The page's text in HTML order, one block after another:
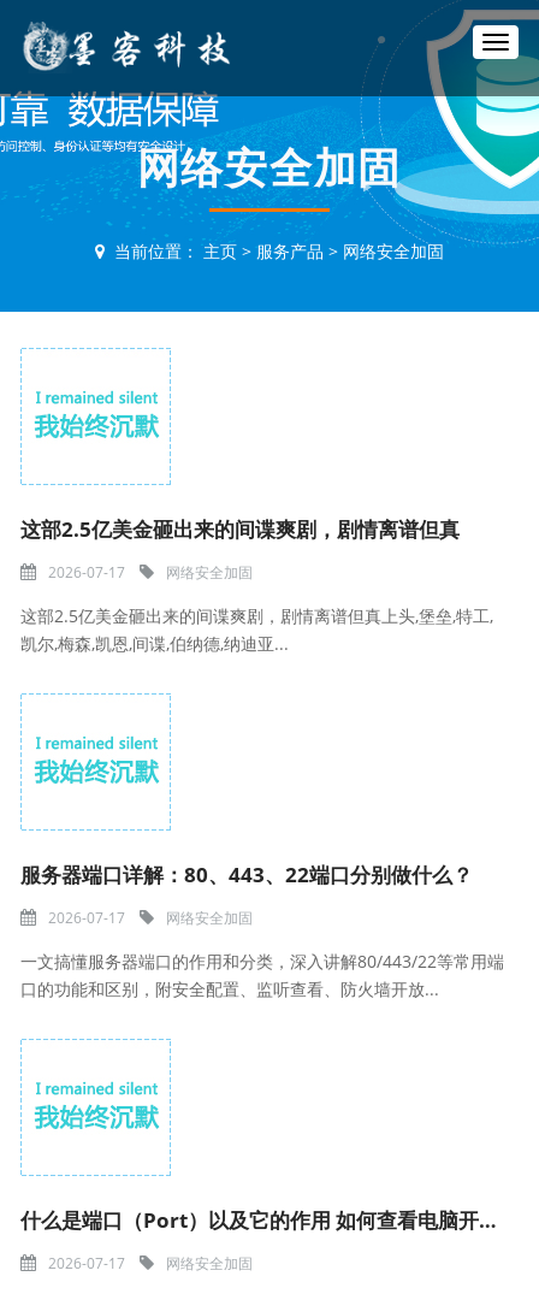
T
o
g
g
l
e
a
v
a
网络安全加固
当前位置：主页> 服务产品 > 网络安全加固
这部2.5亿美金砸出来的间谍爽剧，剧情离谱但真
2026-07-17 网络安全加固
这部2.5亿美金砸出来的间谍爽剧，剧情离谱但真上头,堡垒,特工,
凯尔,梅森,凯恩,间谍,伯纳德,纳迪亚...
服务器端口详解：80、443、22端口分别做什么？
2026-07-17 网络安全加固
一文搞懂服务器端口的作用和分类，深入讲解80/443/22等常用端
口的功能和区别，附安全配置、监听查看、防火墙开放...
什么是端口（Port）以及它的作用 如何查看电脑开放了哪些端口【科普】
2026-07-17 网络安全加固